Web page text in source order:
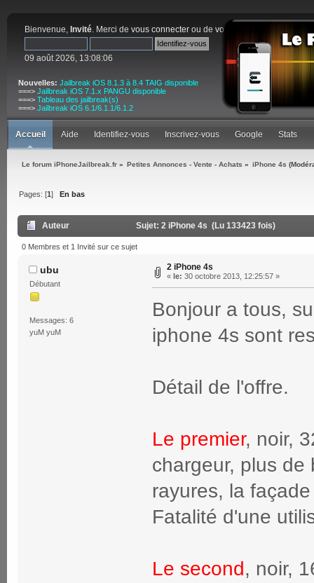
Bienvenue, Invité. Merci de vous connecter ou de vous inscrire
09 août 2026, 13:08:06
Nouvelles: Jailbreak iOS 8.1.3 à 8.4 TAIG disponible
===> Jailbreak iOS 7.1.x PANGU disponible
===> Tableau des jailbreak(s)
===> Jailbreak iOS 6.1/6.1.1/6.1.2
Accueil Aide Identifiez-vous Inscrivez-vous Google Stats
Le forum iPhoneJailbreak.fr » Petites Annonces - Vente - Achats » iPhone 4s
Pages: [1] En bas
Auteur Sujet: 2 iPhone 4s (Lu 133423 fois)
0 Membres et 1 Invité sur ce sujet
ubu
Débutant
Messages: 6
yuM yuM
2 iPhone 4s
« le: 30 octobre 2013, 12:25:57 »
Bonjour a tous,
iphone 4s sont
Détail de l'offre.
Le premier, noir,
chargeur, plus de
rayures, la
Fatalité d'une
Le second, noir,